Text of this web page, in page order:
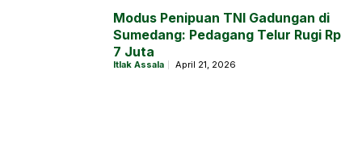
Modus Penipuan TNI Gadungan di
Sumedang: Pedagang Telur Rugi Rp
7 Juta
Itlak Assala April 21, 2026